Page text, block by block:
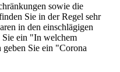
sowie die
Sie in der Regel sehr
in den einschlägigen
Sie ein "In welchem
Sie ein "Corona